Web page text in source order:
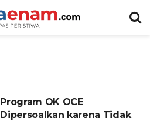
Program OK OCE
Dipersoalkan karena Tidak